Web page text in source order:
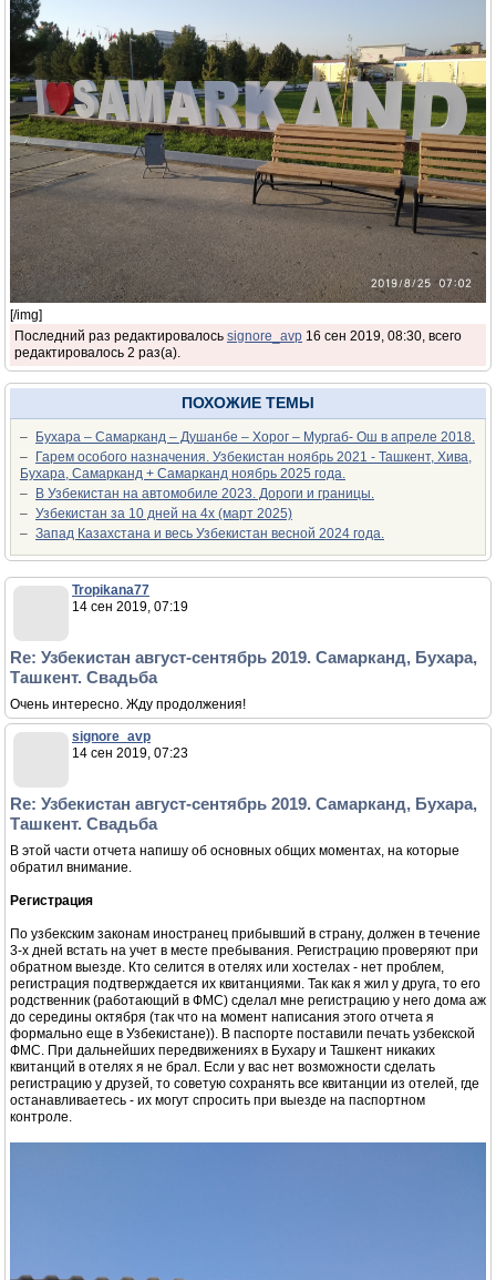
[/img]
Последний раз редактировалось signore_avp 16 сен 2019, 08:30, всего
редактировалось 2 раз(а).
ПОХОЖИЕ ТЕМЫ
– Бухара – Самарканд – Душанбе – Хорог – Мургаб- Ош в апреле 2018.
– Гарем особого назначения. Узбекистан ноябрь 2021 - Ташкент, Хива,
Бухара, Самарканд + Самарканд ноябрь 2025 года.
– В Узбекистан на автомобиле 2023. Дороги и границы.
– Узбекистан за 10 дней на 4х (март 2025)
– Запад Казахстана и весь Узбекистан весной 2024 года.
Tropikana77
14 сен 2019, 07:19
Re: Узбекистан август-сентябрь 2019. Самарканд, Бухара,
Ташкент. Свадьба
Очень интересно. Жду продолжения!
signore_avp
14 сен 2019, 07:23
Re: Узбекистан август-сентябрь 2019. Самарканд, Бухара,
Ташкент. Свадьба
В этой части отчета напишу об основных общих моментах, на которые
обратил внимание.
Регистрация
По узбекским законам иностранец прибывший в страну, должен в течение
3-х дней встать на учет в месте пребывания. Регистрацию проверяют при
обратном выезде. Кто селится в отелях или хостелах - нет проблем,
регистрация подтверждается их квитанциями. Так как я жил у друга, то его
родственник (работающий в ФМС) сделал мне регистрацию у него дома аж
до середины октября (так что на момент написания этого отчета я
формально еще в Узбекистане)). В паспорте поставили печать узбекской
ФМС. При дальнейших передвижениях в Бухару и Ташкент никаких
квитанций в отелях я не брал. Если у вас нет возможности сделать
регистрацию у друзей, то советую сохранять все квитанции из отелей, где
останавливаетесь - их могут спросить при выезде на паспортном
контроле.